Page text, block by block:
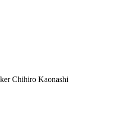
Chihiro Kaonashi